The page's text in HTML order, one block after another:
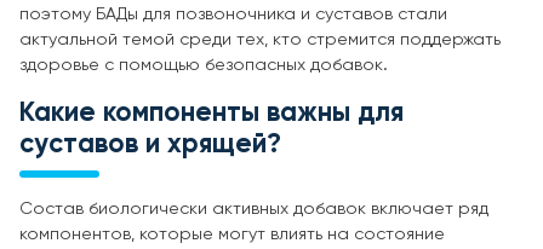
поэтому БАДы для позвоночника и суставов стали
актуальной темой среди тех, кто стремится поддержать
здоровье с помощью безопасных добавок.
Какие компоненты важны для
суставов и хрящей?
Состав биологически активных добавок включает ряд
компонентов, которые могут влиять на состояние